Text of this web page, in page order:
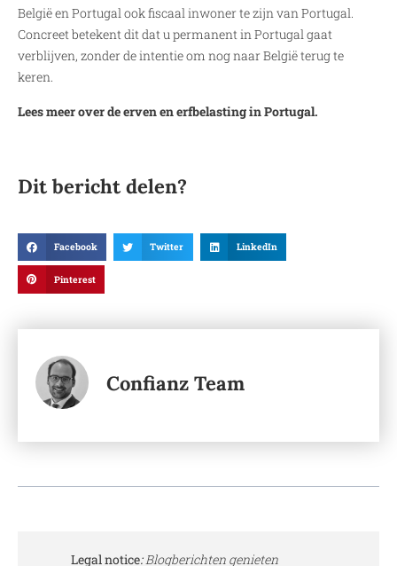
België en Portugal ook fiscaal inwoner te zijn van Portugal.
Concreet betekent dit dat u permanent in Portugal gaat
verblijven, zonder de intentie om nog naar België terug te
keren.
Lees meer over de erven en erfbelasting in Portugal.
Dit bericht delen?
Facebook Twitter LinkedIn
Pinterest
Confianz Team
Legal notice:Blogberichten genieten